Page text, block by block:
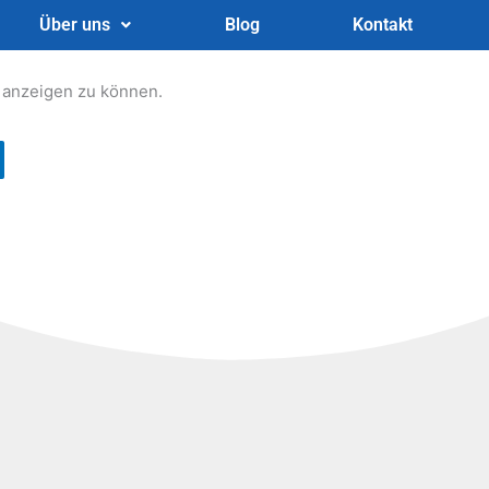
Über uns Blog Kontakt
zu können.